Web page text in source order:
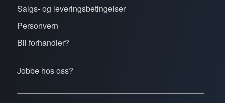
Salgs- og leveringsbetingelser
Personvern
Bli forhandler?
Jobbe hos oss?